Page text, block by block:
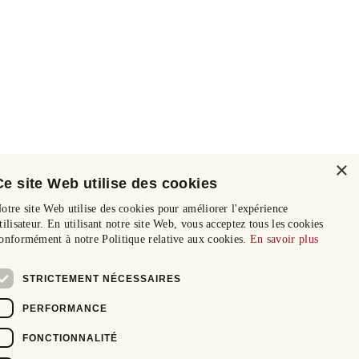
×
site Web utilise des cookies
site Web utilise des cookies pour améliorer l'expérience
En utilisant notre site Web, vous acceptez tous les cookies
à notre Politique relative aux cookies. En savoir plus
STRICTEMENT NÉCESSAIRES
PERFORMANCE
FONCTIONNALITÉ